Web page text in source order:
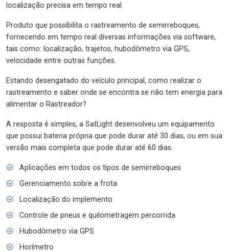
localização precisa em tempo real.
Produto que possibilita o rastreamento de semirreboques,
fornecendo em tempo real diversas informações via software,
tais como: localização, trajetos, hubodômetro via GPS,
velocidade entre outras funções.
Estando desengatado do veículo principal, como realizar o
rastreamento e saber onde se encontra se não tem energia para
alimentar o Rastreador?
A resposta é simples, a SatLight desenvolveu um equipamento
que possui bateria própria que pode durar até 30 dias, ou em sua
versão mais completa que pode durar até 60 dias.
Aplicações em todos os tipos de semirreboques
Gerenciamento sobre a frota
Localização do implemento
Controle de pneus e quilometragem percorrida
Hubodômetro via GPS
Horímetro